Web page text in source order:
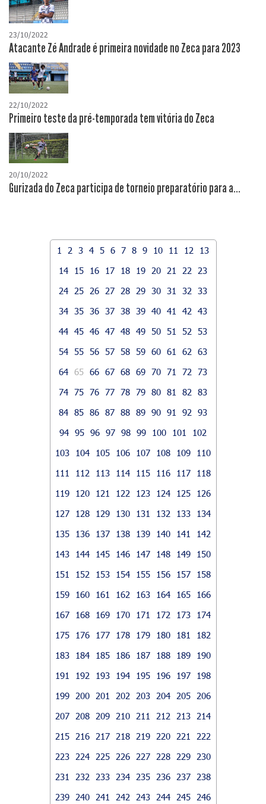
23/10/2022
Atacante Zé Andrade é primeira novidade no Zeca para 2023
22/10/2022
Primeiro teste da pré-temporada tem vitória do Zeca
20/10/2022
Gurizada do Zeca participa de torneio preparatório para a...
1 2 3 4 5 6 7 8 9 10 11 12
13
14
15 16 17 18 19 20 21 22
23
24
25 26 27 28 29 30 31 32
33
34 35 36 37 38 39 40 41 42
43
44 45 46 47 48 49 50 51 52
53
54 55 56 57 58 59 60 61 62
63
64 65 66 67 68 69 70 71 72
73
74 75 76 77 78 79 80 81 82
83
84 85 86 87 88 89 90 91 92
93
94 95 96 97 98 99 100 101
102
103
104 105 106 107 108 109
110
111
112 113 114 115 116 117
118
119
120 121 122 123 124 125
126
127
128 129 130 131 132 133
134
135
136 137 138 139 140 141
142
143
144 145 146 147 148 149
150
151
152 153 154 155 156 157
158
159
160 161 162 163 164 165
166
167
168 169 170 171 172 173
174
175
176 177 178 179 180 181
182
183
184 185 186 187 188 189
190
191
192 193 194 195 196 197
198
199
200 201 202 203 204 205
206
207
208 209 210 211 212 213
214
215
216 217 218 219 220 221
222
223
224 225 226 227 228 229
230
231
232 233 234 235 236 237
238
239
240 241 242 243 244 245
246